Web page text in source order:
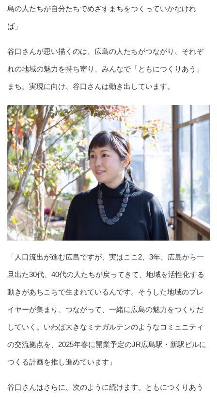
島の人たちが自分たちでめざすまちをつくっていかなけれ
ば」
谷口さんが思い描くのは、広島の人たちがつながり、それぞ
れの地域の魅力を持ち寄り、みんなで「ともにつくりあう」
まち。実現に向け、谷口さんは動き出しています。
「人口流出が進む広島ですが、実はここ2、3年、広島から一
旦出た30代、40代の人たちが戻ってきて、地域を活性化する
動きがあちこちで生まれているんです。そうした地域のプレ
イヤーが集まり、つながって、一緒に広島の魅力をつくりだ
していく。いわば大きなミナガルテンのようなコミュニティ
の交流拠点を、2025年春に開業予定のJR広島駅・新駅ビルに
つくる計画を推し進めています」
谷口さんはさらに、次のように続けます。ともにつくりあう